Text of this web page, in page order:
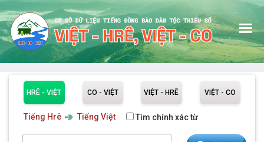
GIỚI THIỆU
HRÊ - VIỆT CO - VIỆT VIỆT - HRÊ VIỆT - CO
Tiếng Hrê Tiếng Việt Tìm chính xác từ